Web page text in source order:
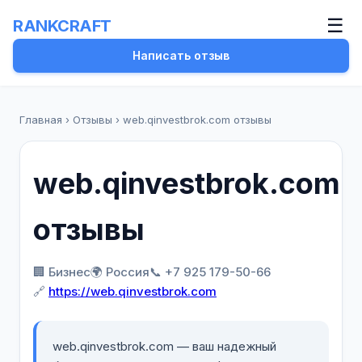
RANKCRAFT ☰
Написать отзыв
Главная › Отзывы › web.qinvestbrok.com отзывы
web.qinvestbrok.com
отзывы
🏢 Бизнес🌍 Россия📞 +7 925 179-50-66
🔗 https://web.qinvestbrok.com
web.qinvestbrok.com — ваш надежный